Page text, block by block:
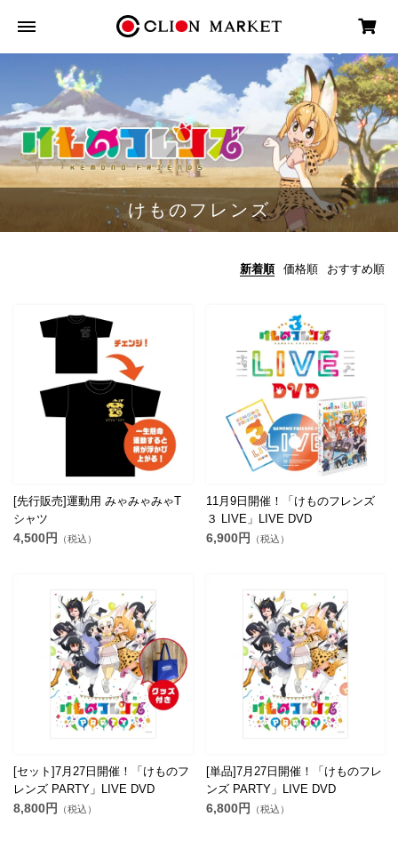
けものフレンズ
新着順 価格順 おすすめ順
[先行販売]運動用 みゃみゃみゃT
シャツ
4,500円 （税込）
11月9日開催！「けものフレンズ
３ LIVE」LIVE DVD
6,900円 （税込）
[セット]7月27日開催！「けものフ
レンズ PARTY」LIVE DVD
8,800円 （税込）
[単品]7月27日開催！「けものフレ
ンズ PARTY」LIVE DVD
6,800円 （税込）